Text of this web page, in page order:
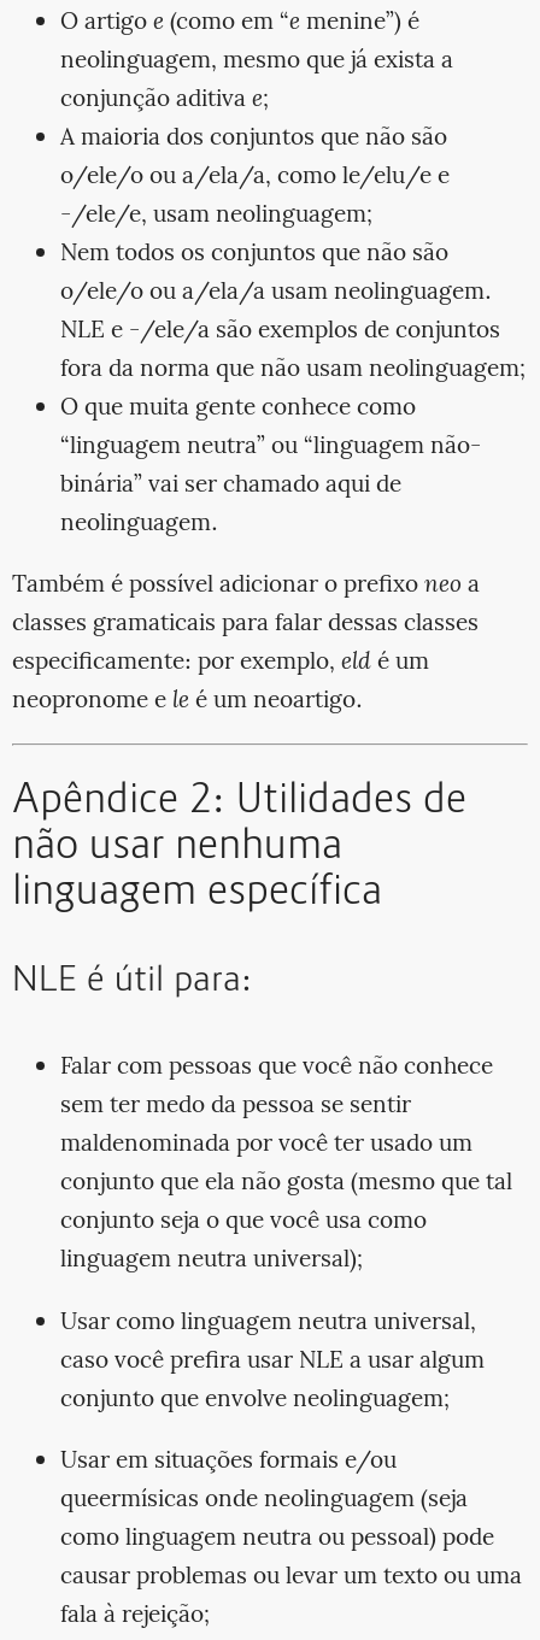
O artigoe(como em “emenine”) é
neolinguagem, mesmo que já exista a
conjunção aditivae;
A maioria dos conjuntos que não são
o/ele/o ou a/ela/a, como le/elu/e e
-/ele/e, usam neolinguagem;
Nem todos os conjuntos que não são
o/ele/o ou a/ela/a usam neolinguagem.
NLE e -/ele/a são exemplos de conjuntos
fora da norma que não usam neolinguagem;
O que muita gente conhece como
“linguagem neutra” ou “linguagem não-
binária” vai ser chamado aqui de
neolinguagem.
Também é possível adicionar o prefixoneo a
classes gramaticais para falar dessas classes
especificamente: por exemplo, eldé um
neopronome e leé um neoartigo.
Apêndice 2: Utilidades de
não usar nenhuma
linguagem específica
NLE é útil para:
Falar com pessoas que você não conhece
sem ter medo da pessoa se sentir
maldenominada por você ter usado um
conjunto que ela não gosta (mesmo que tal
conjunto seja o que você usa como
linguagem neutra universal);
Usar como linguagem neutra universal,
caso você prefira usar NLE a usar algum
conjunto que envolve neolinguagem;
Usar em situações formais e/ou
queermísicas onde neolinguagem (seja
como linguagem neutra ou pessoal) pode
causar problemas ou levar um texto ou uma
fala à rejeição;